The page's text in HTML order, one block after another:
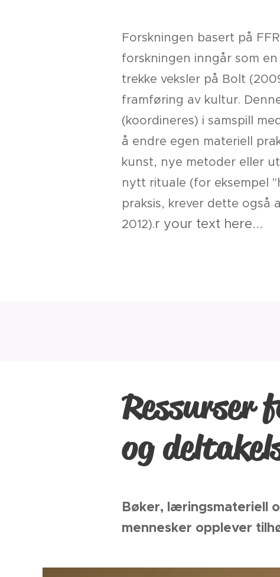
Forskningen basert på
forskningen inngår som
trekke veksler på Bolt
framføring av kultur.
(koordineres) i samspill
å endre egen materiell
kunst, nye metoder eller
nytt rituale (for eksempel
praksis, krever dette også
2012).r your text here...
Ressurser
og
Bøker, læringsmateriell
mennesker opplever